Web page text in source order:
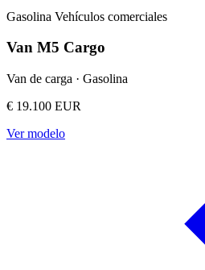
Gasolina Vehículos comerciales
Van M5 Cargo
Van de carga · Gasolina
€ 19.100 EUR
Ver modelo